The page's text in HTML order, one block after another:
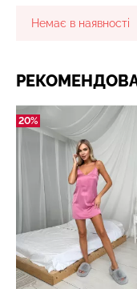
Немає в наявності
20%